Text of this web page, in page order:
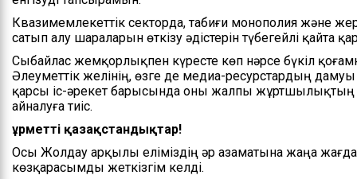
Квазимемлекеттік секторда, табиғи монополия және
сатып алу шараларын өткізу әдістерін түбегейлі қайта
Сыбайлас жемқорлықпен күресте көп нәрсе бүкіл
Әлеуметтік желінің, өзге де медиа-ресурстардың
қарсы іс-әрекет барысында оны жалпы жұртшылықтың
айналуға тиіс.
Құрметті қазақстандықтар!
Осы Жолдау арқылы еліміздің әр азаматына жаңа
көзқарасымды жеткізгім келді.